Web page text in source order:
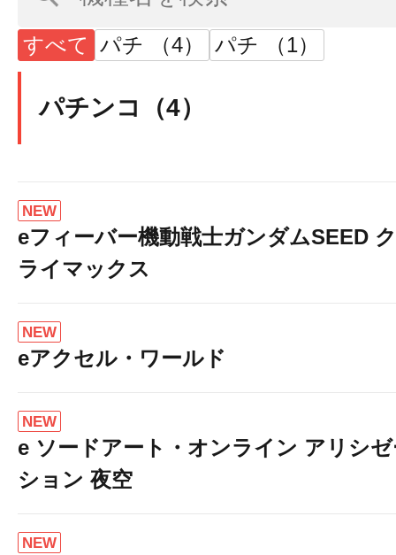
すべて パチ （4） パチ （1）
パチンコ（4）
NEW
eフィーバー機動戦士ガンダムSEED ク
ライマックス
NEW
eアクセル・ワールド
NEW
e ソードアート・オンライン アリシ
ション 夜空
NEW